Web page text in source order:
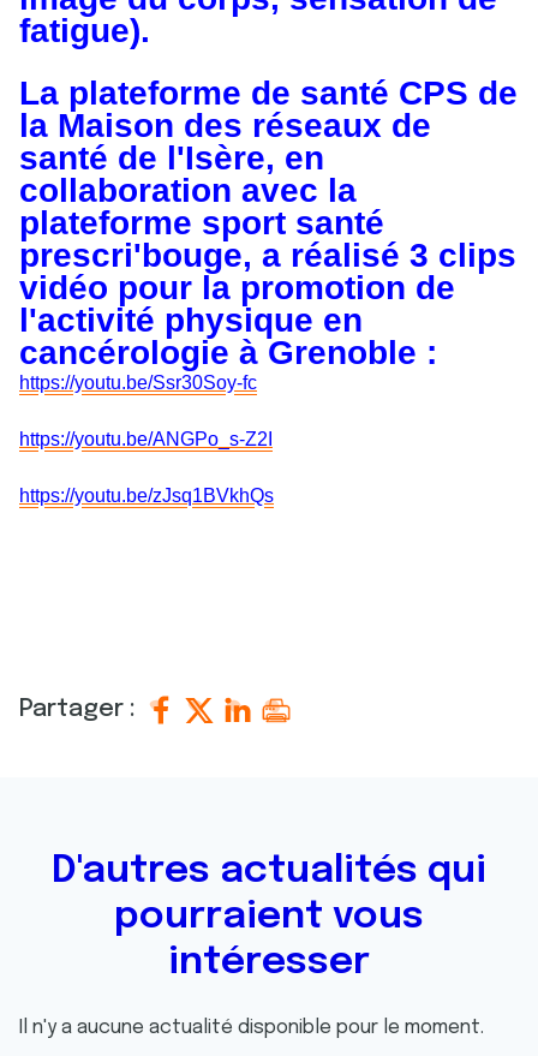
fatigue).
La plateforme de santé CPS de
la Maison des réseaux de
santé de l'Isère, en
collaboration avec la
plateforme sport santé
prescri'bouge, a réalisé 3 clips
vidéo pour la promotion de
l'activité physique en
cancérologie à Grenoble :
https://youtu.be/Ssr30Soy-fc
https://youtu.be/ANGPo_s-Z2I
https://youtu.be/zJsq1BVkhQs
Partager :
D'autres actualités qui
pourraient vous
intéresser
Il n'y a aucune actualité disponible pour le moment.